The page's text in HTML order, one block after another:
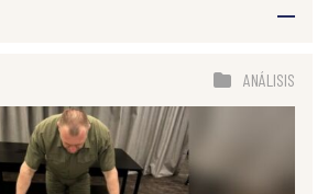
ANÁLISIS